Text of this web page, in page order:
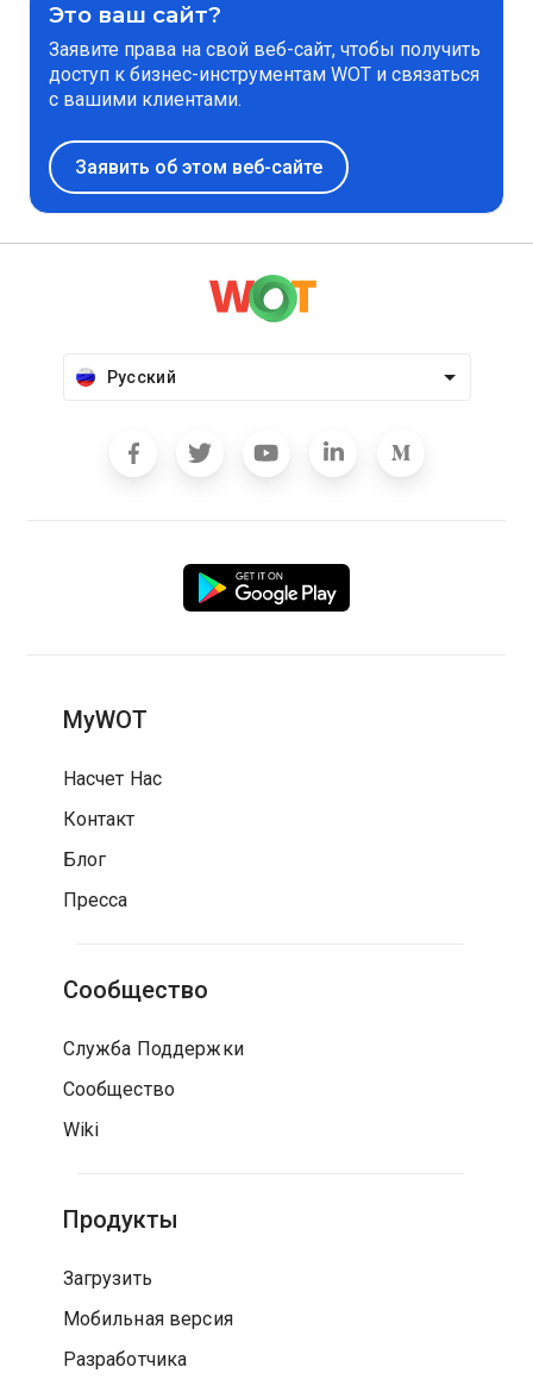
Это ваш сайт?
Заявите права на свой веб-сайт, чтобы получить
доступ к бизнес-инструментам WOT и связаться
с вашими клиентами.
Заявить об этом веб-сайте
Русский
MyWOT
Насчет Нас
Контакт
Блог
Пресса
Сообщество
Служба Поддержки
Сообщество
Wiki
Продукты
Загрузить
Мобильная версия
Разработчика